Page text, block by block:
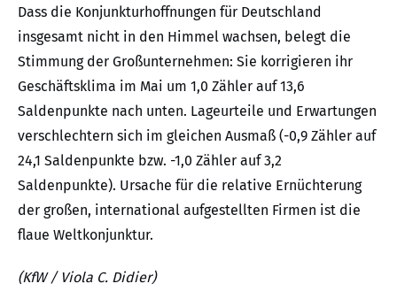
Dass die Konjunkturhoffnungen für Deutschland
insgesamt nicht in den Himmel wachsen, belegt die
Stimmung der Großunternehmen: Sie korrigieren ihr
Geschäftsklima im Mai um 1,0 Zähler auf 13,6
Saldenpunkte nach unten. Lageurteile und Erwartungen
verschlechtern sich im gleichen Ausmaß (-0,9 Zähler auf
24,1 Saldenpunkte bzw. -1,0 Zähler auf 3,2
Saldenpunkte). Ursache für die relative Ernüchterung
der großen, international aufgestellten Firmen ist die
flaue Weltkonjunktur.
(KfW / Viola C. Didier)